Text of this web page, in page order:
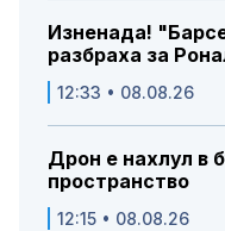
Изненада!
разбраха за
12:33 • 08.08.26
Дрон е нахлул в
пространство
12:15 • 08.08.26